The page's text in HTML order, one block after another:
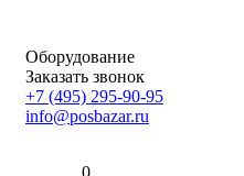
Оборудование
Заказать звонок
+7 (495) 295-90-95
info@posbazar.ru
0